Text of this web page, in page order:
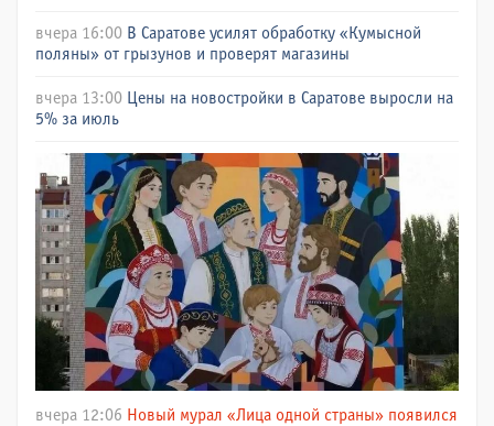
вчера 16:00 В Саратове усилят обработку «Кумысной
поляны» от грызунов и проверят магазины
вчера 13:00
Цены на новостройки в Саратове выросли на
5% за июль
вчера 12:06 Новый мурал «Лица одной страны» появился